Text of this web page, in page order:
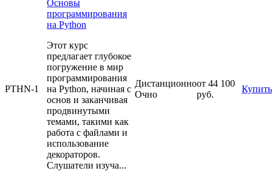
PTHN-1
Основы
программирования
на Python
Этот курс
предлагает глубокое
погружение в мир
программирования
на Python, начиная с
основ и заканчивая
продвинутыми
темами, такими как
работа с файлами и
использование
декораторов.
Слушатели изуча...
Дистанционно
Очно
от 44 100
руб.
Купить